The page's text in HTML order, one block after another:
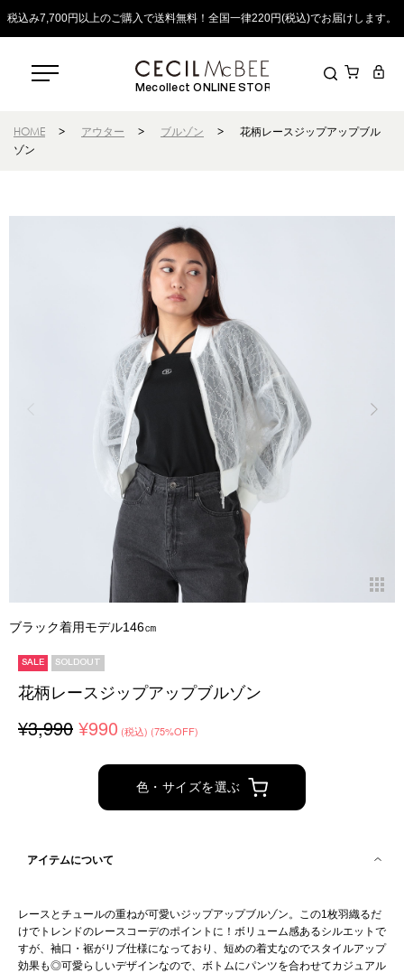
税込み7,700円以上のご購入で送料無料！全国一律220円(税込)でお届けします。
Mecollect ONLINE STORE
HOME > アウター > ブルゾン >
花柄レースジップアップブル
ゾン
ブラック着用モデル146㎝
SALE SOLDOUT
花柄レースジップアップブルゾン
¥3,990 ¥990 (税込) (75%OFF)
色・サイズを選ぶ
アイテムについて
レースとチュールの重ねが可愛いジップアップブルゾン。この1枚羽織るだ
けでトレンドのレースコーデのポイントに！ボリューム感あるシルエットで
すが、袖口・裾がリブ仕様になっており、短めの着丈なのでスタイルアップ
効果も◎可愛らしいデザインなので、ボトムにパンツを合わせてカジュアル